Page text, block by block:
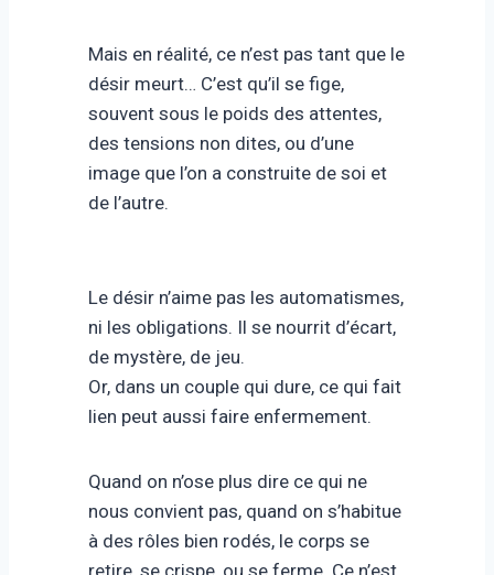
Mais en réalité, ce n’est pas tant que le
désir meurt… C’est qu’il se fige,
souvent sous le poids des attentes,
des tensions non dites, ou d’une
image que l’on a construite de soi et
de l’autre.
Le désir n’aime pas les automatismes,
ni les obligations. Il se nourrit d’écart,
de mystère, de jeu.
Or, dans un couple qui dure, ce qui fait
lien peut aussi faire enfermement.
Quand on n’ose plus dire ce qui ne
nous convient pas, quand on s’habitue
à des rôles bien rodés, le corps se